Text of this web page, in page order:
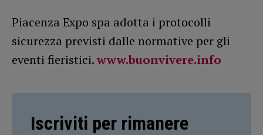
Piacenza Expo spa adotta i protocolli
sicurezza previsti dalle normative per gli
eventi fieristici.www.buonvivere.info
Iscriviti per rimanere